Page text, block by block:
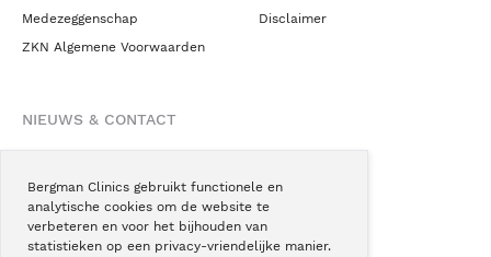
Bergman Clinics gebruikt functionele en
analytische cookies om de website te
verbeteren en voor het bijhouden van
statistieken op een privacy-vriendelijke manier.
Medezeggenschap
ZKN Algemene Voorwaarden
Disclaimer
NIEUWS & CONTACT
Blogs
Podcast
Pressroom